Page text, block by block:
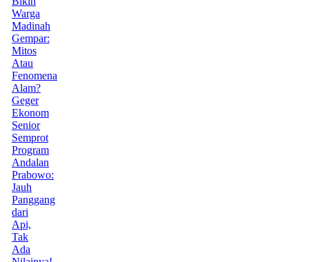
Warga
Madinah
Gempar:
Mitos
Atau
Fenomena
Alam?
Geger
Ekonom
Senior
Semprot
Program
Andalan
Prabowo:
Jauh
Panggang
dari
Api,
Tak
Ada